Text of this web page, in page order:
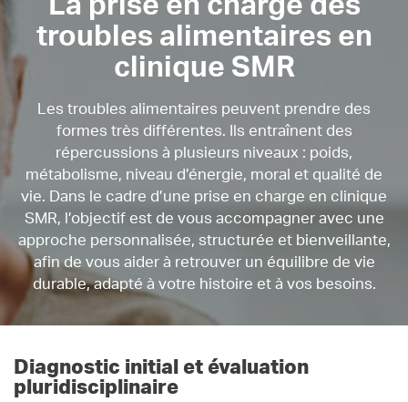
La prise en charge des
troubles alimentaires en
clinique SMR
Les troubles alimentaires peuvent prendre des
formes très différentes. Ils entraînent des
répercussions à plusieurs niveaux : poids,
métabolisme, niveau d’énergie, moral et qualité de
vie. Dans le cadre d’une prise en charge en clinique
SMR, l’objectif est de vous accompagner avec une
approche personnalisée, structurée et bienveillante,
afin de vous aider à retrouver un équilibre de vie
durable, adapté à votre histoire et à vos besoins.
Diagnostic initial et évaluation
pluridisciplinaire